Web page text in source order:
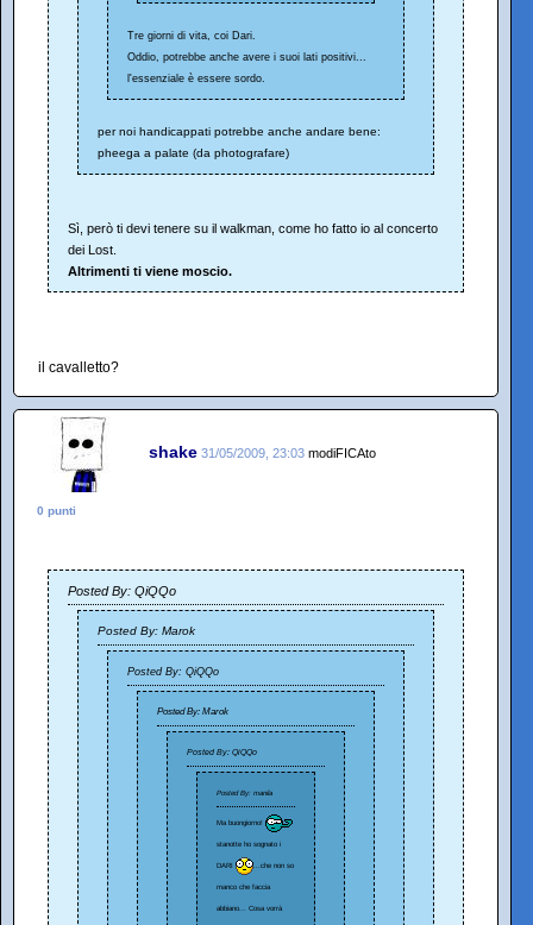
Tre giorni di vita, coi Dari.
Oddio, potrebbe anche avere i suoi lati positivi...
l'essenziale è essere sordo.
per noi handicappati potrebbe anche andare bene:
pheega a palate (da photografare)
Sì, però ti devi tenere su il walkman, come ho fatto io al concerto
dei Lost.
Altrimenti ti viene moscio.
il cavalletto?
shake 31/05/2009, 23:03 modiFICAto
0 punti
Posted By: QiQQo
Posted By: Marok
Posted By: QiQQo
Posted By: Marok
Posted By: QiQQo
Posted By: manila
Ma buongiorno!
stanotte ho sognato i
DARI ...che non so
manco che faccia
abbiano... Cosa vorrà